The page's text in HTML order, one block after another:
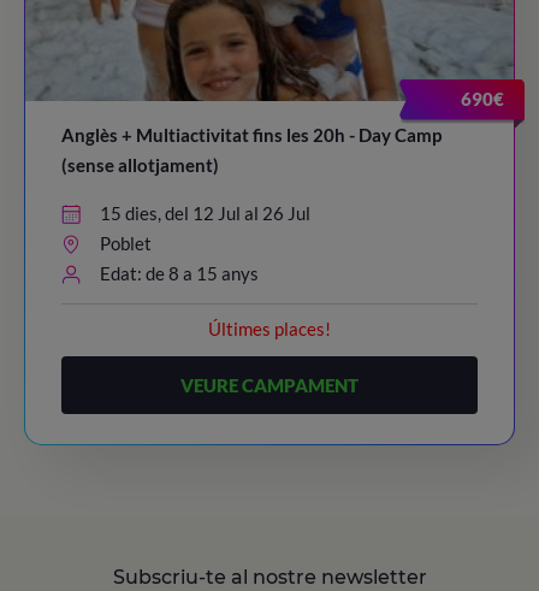
690€
Anglès + Multiactivitat fins les 20h - Day Camp
(sense allotjament)
15 dies, del 12 Jul al 26 Jul
Poblet
Edat: de 8 a 15 anys
Últimes places!
VEURE CAMPAMENT
Subscriu-te al nostre newsletter